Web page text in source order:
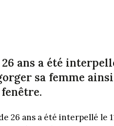
ans a été
sa femme
26 ans a été interpellé le